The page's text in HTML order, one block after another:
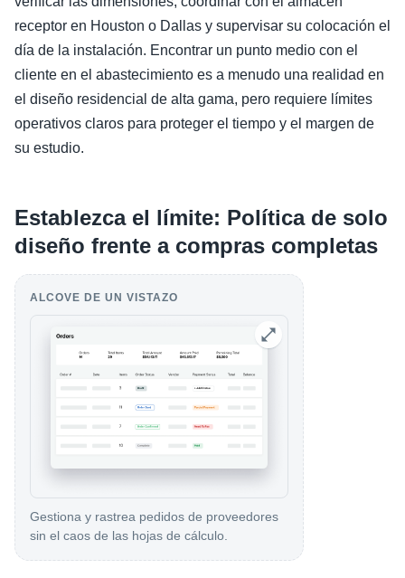
receptor en Houston o Dallas y supervisar su colocación el
día de la instalación. Encontrar un punto medio con el
cliente en el abastecimiento es a menudo una realidad en
el diseño residencial de alta gama, pero requiere límites
operativos claros para proteger el tiempo y el margen de
su estudio.
Establezca el límite: Política de solo
diseño frente a compras completas
ALCOVE DE UN VISTAZO
Gestiona y rastrea pedidos de proveedores
sin el caos de las hojas de cálculo.